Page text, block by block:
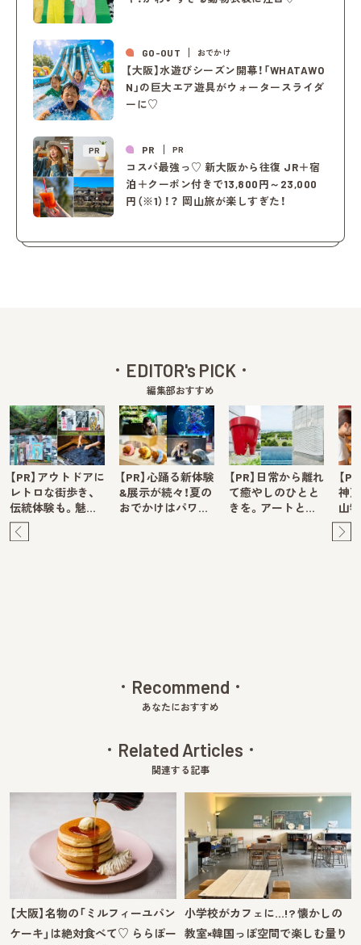
GO-OUT おでかけ
【大阪】水遊びシーズン開幕！「WHATAWO
N」の巨大エア遊具がウォータースライダ
ーに♡
PR PR PR
コスパ最強っ♡ 新大阪から往復 JR＋宿
泊＋クーポン付きで13,800円～23,000
円（※1）！？ 岡山旅が楽しすぎた！
EDITOR's PICK
編集部おすすめ
【PR】アウトドアに
レトロな街歩き、
伝統体験も。魅…
【PR】心踊る新体験
&展示が続々！夏の
おでかけはパワ…
【PR】日常から離れ
て癒やしのひとと
きを。アートと…
【
神
山
Recommend
あなたにおすすめ
Related Articles
関連する記事
【大阪】名物の「ミルフィーユパン
ケーキ」は絶対食べて♡ ららぽー
小学校がカフェに…!? 懐かしの
教室×韓国っぽ空間で楽しむ量り